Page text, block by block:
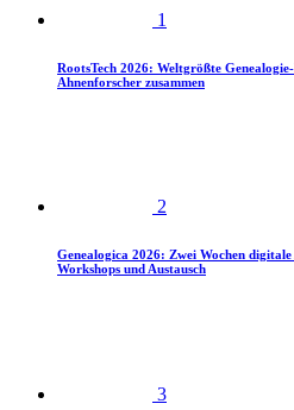
1
RootsTech 2026: Weltgrößte
Ahnenforscher zusammen
2
Genealogica 2026: Zwei Wochen
Workshops und Austausch
3